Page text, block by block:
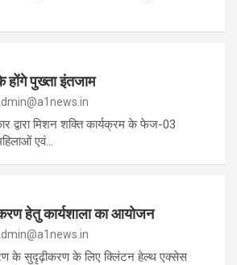
होंगे पुख्ता इंतजाम
द्वारा मिशन शक्ति कार्यक्रम के फेज-03
एवं…
हेतु कार्यशाला का आयोजन
के सुदृढ़ीकरण के लिए क्लिंटन हेल्थ एक्सेस